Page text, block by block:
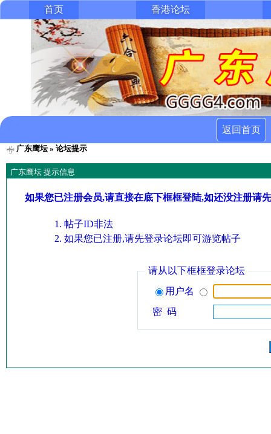
首页 香港论坛
返回首页
广东鹰坛» 论坛提示
广东鹰坛 提示信息
如果您已注册会员,请直接在底下框框登陆,如还没注册请
帖子ID非法
如果您已注册,请先登录论坛即可游览帖子
请从以下框框登录论坛
用户名
密 码